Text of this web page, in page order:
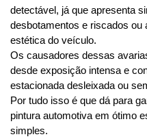
detectável, já que apresenta
desbotamentos e riscados ou
estética do veículo.
Os causadores dessas
desde exposição intensa e
estacionada desleixada ou
Por tudo isso é que dá para
pintura automotiva em ótimo
simples.